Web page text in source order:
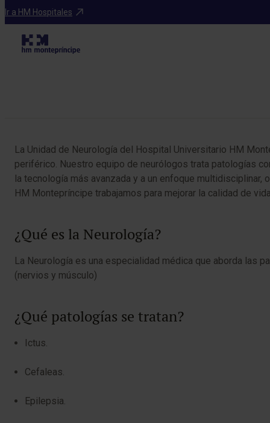
Ir a HM Hospitales
Especialidades
La Unidad de Neurología del Hospital Universitario HM
periférico. Nuestro equipo de neurólogos trata patologías
la tecnología más avanzada y a un enfoque
HM Montepríncipe trabajamos para mejorar la calidad de
¿Qué es la Neurología?
La Neurología es una especialidad médica que aborda las
(nervios y músculo)
¿Qué patologías se tratan?
Ictus.
Cefaleas.
Epilepsia.